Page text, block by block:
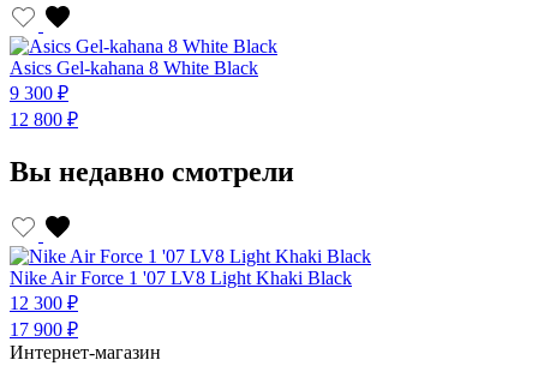
Asics Gel-kahana 8 White Black
9 300 ₽
12 800 ₽
Вы недавно смотрели
Nike Air Force 1 '07 LV8 Light Khaki Black
12 300 ₽
17 900 ₽
Интернет-магазин